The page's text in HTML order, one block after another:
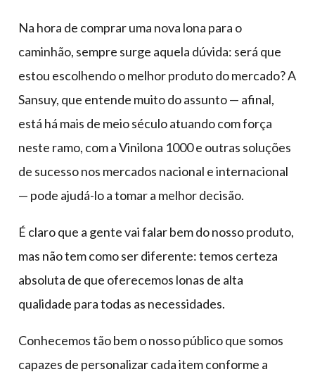
automotivo
calçados,
epi's
e
lonas
de
caminhoneiro
Na hora de comprar uma nova lona para o
caminhão, sempre surge aquela dúvida: será que
estou escolhendo o melhor produto do mercado? A
Sansuy, que entende muito do assunto — afinal,
está há mais de meio século atuando com força
neste ramo, com a Vinilona 1000 e outras soluções
de sucesso nos mercados nacional e internacional
— pode ajudá-lo a tomar a melhor decisão.
É claro que a gente vai falar bem do nosso produto,
mas não tem como ser diferente: temos certeza
absoluta de que oferecemos lonas de alta
qualidade para todas as necessidades.
Conhecemos tão bem o nosso público que somos
capazes de personalizar cada item conforme a